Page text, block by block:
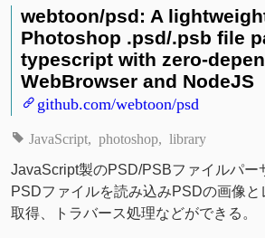
webtoon/psd: A
Photoshop .psd/.psb file
typescript with zero-
WebBrowser and NodeJS
github.com/webtoon/psd
JavaScript photoshop library
JavaScript製のPSD/PSBファイルパー
PSDファイルを読み込みPSDの画像
取得、トラバース処理などができる。